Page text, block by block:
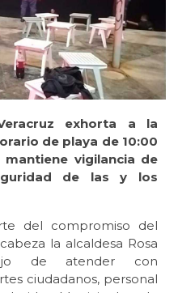
exhorta a la
de playa de 10:00
vigilancia de
de las y los
del compromiso del
la alcaldesa Rosa
de atender con
ciudadanos, personal